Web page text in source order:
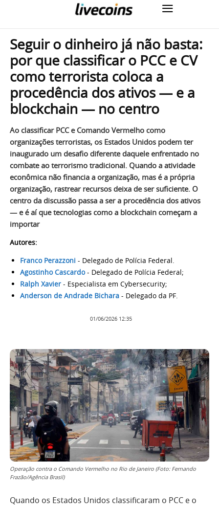
Seguir o dinheiro já não basta:
por que classificar o PCC e CV
como terrorista coloca a
procedência dos ativos — e a
blockchain — no centro
Ao classificar PCC e Comando Vermelho como
organizações terroristas, os Estados Unidos podem ter
inaugurado um desafio diferente daquele enfrentado no
combate ao terrorismo tradicional. Quando a atividade
econômica não financia a organização, mas é a própria
organização, rastrear recursos deixa de ser suficiente. O
centro da discussão passa a ser a procedência dos ativos
— e é aí que tecnologias como a blockchain começam a
importar
Autores:
Franco Perazzoni - Delegado de Polícia Federal.
Agostinho Cascardo- Delegado de Polícia Federal;
Ralph Xavier - Especialista em Cybersecurity;
Anderson de Andrade Bichara - Delegado da PF.
01/06/2026 12:35
Operação contra o Comando Vermelho no Rio de Janeiro (Foto: Fernando
Frazão/Agência Brasil)
Quando os Estados Unidos classificaram o PCC e o